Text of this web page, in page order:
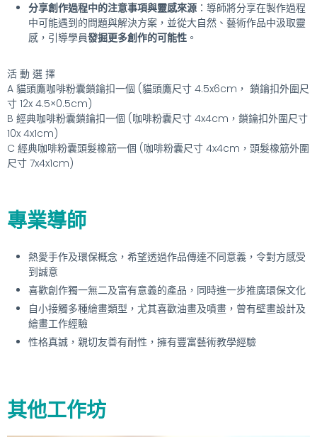
分享創作過程中的注意事項與靈感來源 ：導師將分享在製作過程
中可能遇到的問題與解決方案，並從大自然、藝術作品中汲取靈
感，引導學員發掘更多創作的可能性 。
活 動 選 擇
A 貓頭鷹咖啡粉囊鎖鑰扣一個 (貓頭鷹尺寸 4.5x6cm， 鎖鑰扣外圍尺
寸 12x 4.5×0.5cm)
B 經典咖啡粉囊鎖鑰扣一個 (咖啡粉囊尺寸 4x4cm，鎖鑰扣外圍尺寸
10x 4x1cm)
C 經典咖啡粉囊頭髮橡筋一個 (咖啡粉囊尺寸 4x4cm，頭髮橡筋外圍
尺寸 7x4x1cm)
專業導師
熱愛手作及環保概念，希望透過作品傳達不同意義，令對方感受
到誠意
喜歡創作獨一無二及富有意義的產品，同時進一步推廣環保文化
自小接觸多種繪畫類型，尤其喜歡油畫及噴畫，曾有壁畫設計及
繪畫工作經驗
性格真誠，親切友善有耐性，擁有豐富藝術教學經驗
其他工作坊